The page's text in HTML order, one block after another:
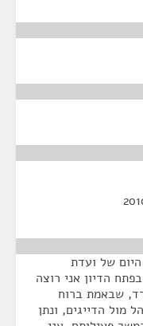
של ועדת
הדיון אני רוצה
שבאמת ברוח
מול הדייגים, ונתן